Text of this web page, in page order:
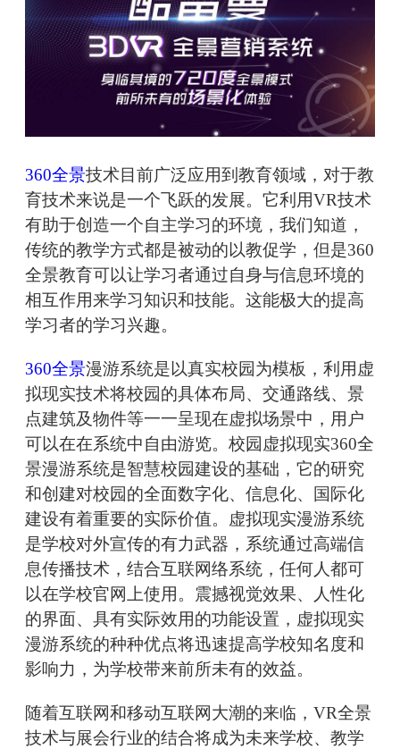
360全景技术目前广泛应用到教育领域，对于教
育技术来说是一个飞跃的发展。它利用VR技术
有助于创造一个自主学习的环境，我们知道，
传统的教学方式都是被动的以教促学，但是360
全景教育可以让学习者通过自身与信息环境的
相互作用来学习知识和技能。这能极大的提高
学习者的学习兴趣。
360全景漫游系统是以真实校园为模板，利用虚
拟现实技术将校园的具体布局、交通路线、景
点建筑及物件等一一呈现在虚拟场景中，用户
可以在在系统中自由游览。校园虚拟现实360全
景漫游系统是智慧校园建设的基础，它的研究
和创建对校园的全面数字化、信息化、国际化
建设有着重要的实际价值。虚拟现实漫游系统
是学校对外宣传的有力武器，系统通过高端信
息传播技术，结合互联网络系统，任何人都可
以在学校官网上使用。震撼视觉效果、人性化
的界面、具有实际效用的功能设置，虚拟现实
漫游系统的种种优点将迅速提高学校知名度和
影响力，为学校带来前所未有的效益。
随着互联网和移动互联网大潮的来临，VR全景
技术与展会行业的结合将成为未来学校、教学